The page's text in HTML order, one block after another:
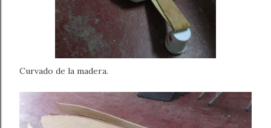
Curvado de la madera.